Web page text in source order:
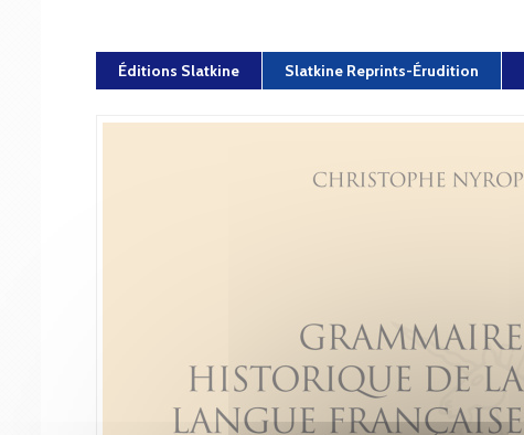
Éditions Slatkine Slatkine Reprints-Érudition